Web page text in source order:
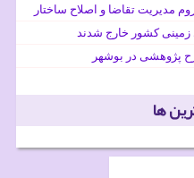
پژوهشی در بوشهر
ها